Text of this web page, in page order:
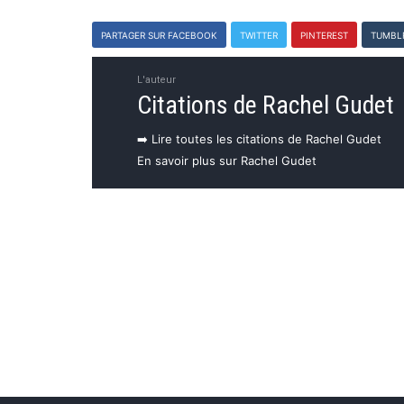
PARTAGER SUR FACEBOOK TWITTER PINTEREST
L'auteur
Citations de Rachel Gudet
➡️ Lire toutes les citations de Rachel Gudet
En savoir plus sur Rachel Gudet